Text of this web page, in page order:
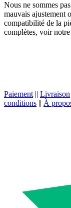
Nous ne sommes
mauvais ajustement
compatibilité de la
complètes, voir
Paiement || Livraison
conditions || À